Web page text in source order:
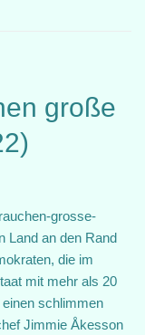
große
grosse-
Land an den Rand
die im
mit mehr als 20
schlimmen
Jimmie Åkesson